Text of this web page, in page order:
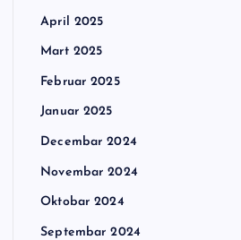
April 2025
Mart 2025
Februar 2025
Januar 2025
Decembar 2024
Novembar 2024
Oktobar 2024
Septembar 2024